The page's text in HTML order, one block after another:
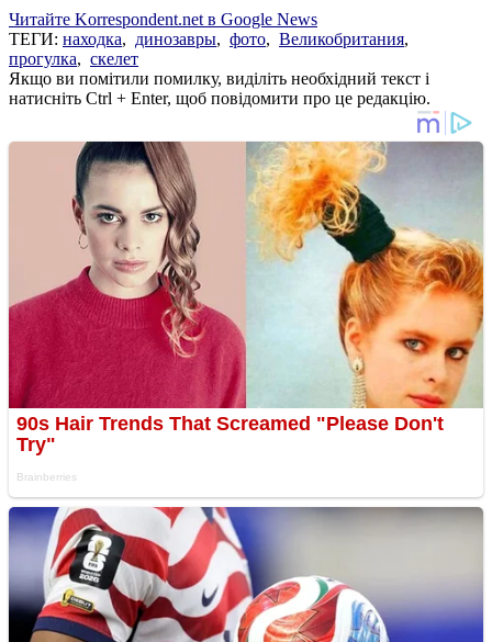
Читайте Korrespondent.net в Google News
ТЕГИ: находка, динозавры, фото, Великобритания,
прогулка, скелет
Якщо ви помітили помилку, виділіть необхідний текст і
натисніть Ctrl + Enter, щоб повідомити про це редакцію.